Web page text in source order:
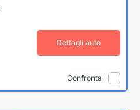
Dettagli auto
Confronta